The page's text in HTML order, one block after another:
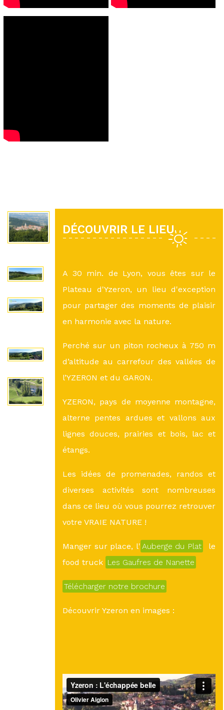
DÉCOUVRIR LE LIEU
A 30 min. de Lyon, vous êtes sur le
Plateau d'Yzeron, un lieu d'exception
pour partager des moments de plaisir
en harmonie avec la nature.
Perché sur un piton rocheux à 750 m
d’altitude au carrefour des vallées de
l’YZERON et du GARON.
YZERON, pays de moyenne montagne,
alterne pentes ardues et vallons aux
lignes douces, prairies et bois, lac et
étangs.
Les idées de promenades, randos et
diverses activités sont nombreuses
dans ce lieu où vous pourrez retrouver
votre VRAIE NATURE !
Manger sur place, l' Auberge du Plat
le
food truck Les Gaufres de Nanette
Télécharger notre brochure
Découvrir Yzeron en images :